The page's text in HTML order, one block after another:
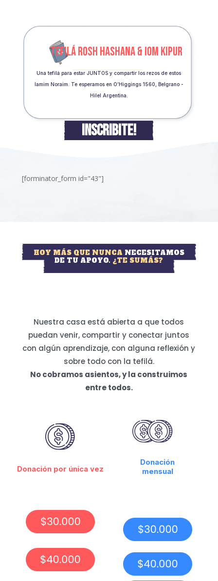
TEFILÁ ROSH HASHANA & IOM KIPUR
Una tefilá para estar JUNTOS y compartir los rezos de estos
Iamim Noraim. Te esperamos en O’Higgings 1560, Belgrano -
Hilel Argentina.
INSCRIBITE!
[forminator_form id="43"]
HOY MÁS QUE NUNCA NECESITAMOS
DE TU APOYO. ¿TE SUMÁS?
Nuestra casa está abierta a que todos
puedan venir, compartir y conectar juntos
con algún aprendizaje, con alguna reflexión y
sobre todo con la tefilá.
No cobramos asientos, y la construimos
entre todos.
Donación por única vez
Donación
mensual